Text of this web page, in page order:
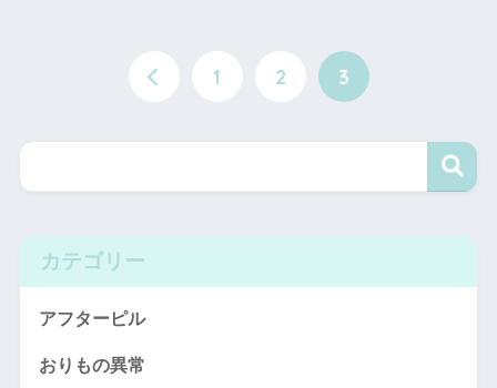
1 2 3
カテゴリー
アフターピル
おりもの異常